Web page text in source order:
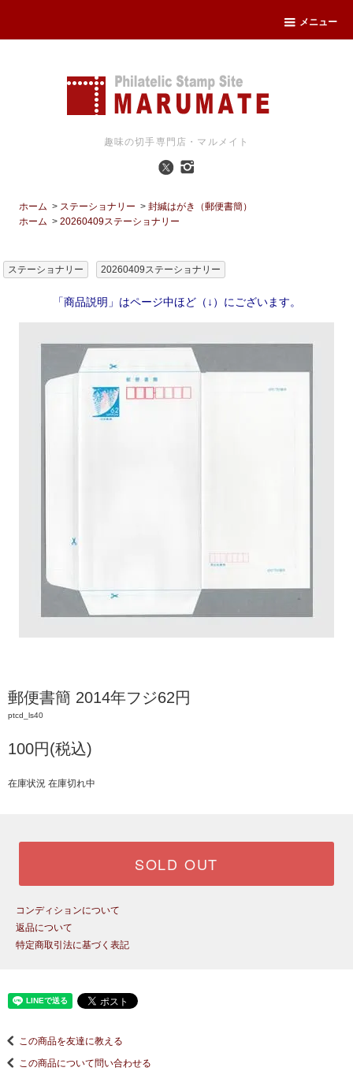
メニュー
趣味の切手専門店・マルメイト
ホーム > ステーショナリー >封緘はがき（郵便書簡）
ホーム >20260409ステーショナリー
ステーショナリー 20260409ステーショナリー
「商品説明」はページ中ほど（↓）にございます。
郵便書簡 2014年フジ62円
ptcd_ls40
100円(税込)
在庫状況 在庫切れ中
SOLD OUT
コンディションについて
返品について
特定商取引法に基づく表記
この商品を友達に教える
この商品について問い合わせる